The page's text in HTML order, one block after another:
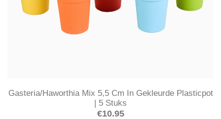
Gasteria/Haworthia Mix 5,5 Cm In Gekleurde Plasticpot
| 5 Stuks
€10.95